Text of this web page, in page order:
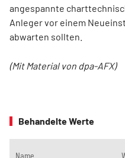
angespannte
Anleger vor einem
abwarten sollten.
(Mit Material von dpa-AFX)
Behandelte Werte
Name